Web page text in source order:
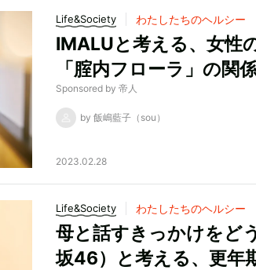
Life&Society わたしたちのヘルシー
IMALUと考える、女性
「腟内フローラ」の関
Sponsored by 帝人
by 飯嶋藍子（sou）
2023.02.28
Life&Society わたしたちのヘルシー
母と話すきっかけをど
坂46）と考える、更年